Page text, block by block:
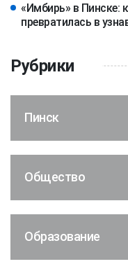
«Имбирь» в Пинске:
превратилась в
Рубрики
Пинск
Общество
Образование